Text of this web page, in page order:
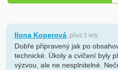
Ilona Koperová, před 3 lety
Dobře připravený jak po
technické. Úkoly a cvičení byly
výzvou, ale ne nesplnitelné.